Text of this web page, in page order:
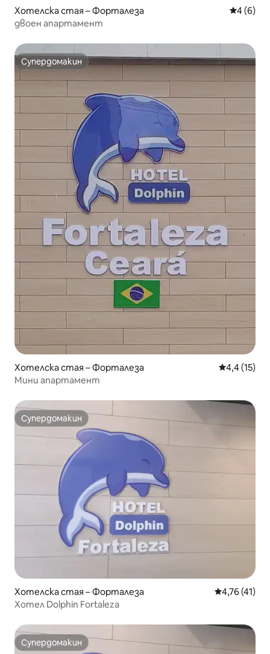
Хотелска стая – Форталеза Средна
4 (6)
двоен апартамент
Супердомакин
Супердомакин
Хотелска стая – Форталеза Средна
4,4 (15)
Мини апартамент
Супердомакин
Супердомакин
Хотелска стая – Форталеза Средна
4,76 (41)
Хотел Dolphin Fortaleza
Супердомакин
Супердомакин